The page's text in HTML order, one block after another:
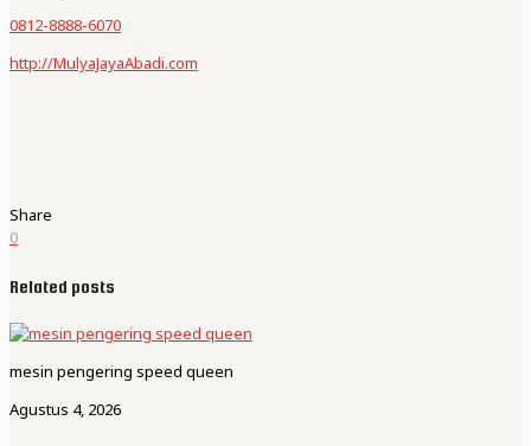
0812-8888-6070
http://MulyaJayaAbadi.com
Share
0
Related posts
mesin pengering speed queen
Agustus 4, 2026